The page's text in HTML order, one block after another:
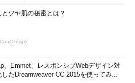
とツヤ肌の秘密とは？
、Emmet、レスポンシブWebデザイン対
したDreamweaver CC 2015を使ってみ...